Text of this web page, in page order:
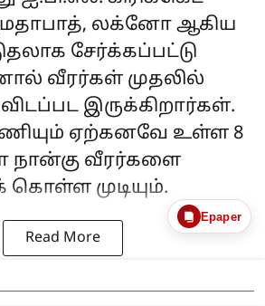
லக்னோ ஆகிய
சேர்க்கப்பட்டு
வீரர்கள் முதலில்
இருக்கிறார்கள்.
ஏற்கனவே உள்ள 8
நான்கு வீரர்களை
முடியும்.
Read More
Epaper